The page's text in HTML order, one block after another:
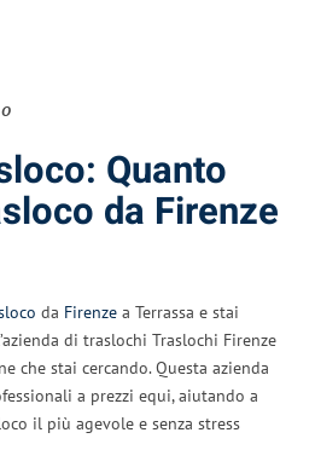
Quanto
da Firenze
da Firenze a Terrassa e stai
di traslochi Traslochi Firenze
che stai cercando. Questa azienda
a prezzi equi, aiutando a
il più agevole e senza stress